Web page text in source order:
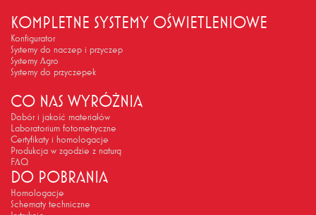
KOMPLETNE SYSTEMY OŚWIETLENIOWE
Konfigurator
Systemy do naczep i przyczep
Systemy Agro
Systemy do przyczepek
CO NAS WYRÓŻNIA
Dobór i jakość materiałów
Laboratorium fotometryczne
Certyfikaty i homologacje
Produkcja w zgodzie z naturą
FAQ
DO POBRANIA
Homologacje
Schematy techniczne